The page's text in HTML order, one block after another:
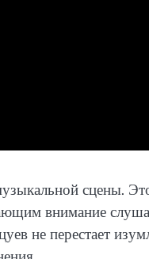
сцены.
внимание
не перестает